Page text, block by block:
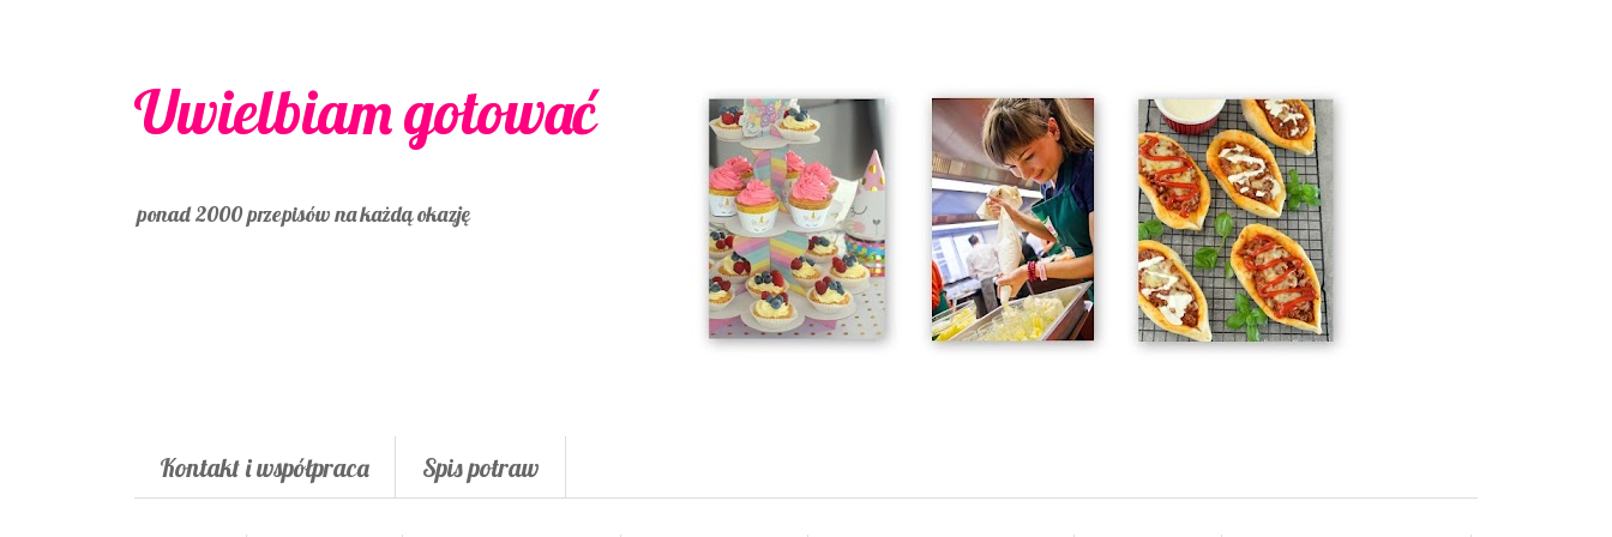
Uwielbiam gotować
ponad 2000 przepisów na każdą okazję
Kontakt i współpraca Spis potraw